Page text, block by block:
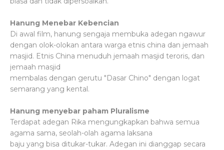
Hanung Menebar Kebencian
Di awal film, hanung sengaja membuka adegan ngawur
dengan olok-olokan antara warga etnis china dan jemaah
masjid. Etnis China menuduh jemaah masjid teroris, dan
jemaah masjid
membalas dengan gerutu "Dasar Chino" dengan logat
semarang yang kental.
Hanung menyebar paham Pluralisme
Terdapat adegan Rika mengungkapkan bahwa semua
agama sama, seolah-olah agama laksana
baju yang bisa ditukar-tukar. Adegan ini dianggap secara